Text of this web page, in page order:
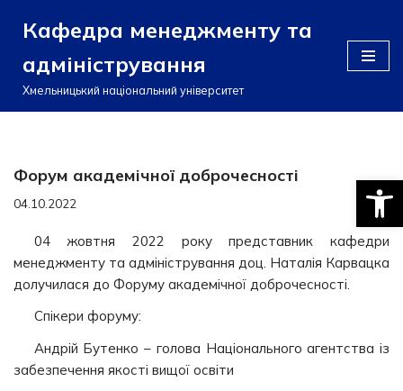
Перейти
до
вмісту
Кафедра менеджменту та
адміністрування
Хмельницький національний університет
Форум академічної доброчесності
04.10.2022
04 жовтня 2022 року представник кафедри
менеджменту та адміністрування доц. Наталія Карвацка
долучилася до Форуму академічної доброчесності.
Спікери форуму:
Андрій Бутенко – голова Національного агентства із
забезпечення якості вищої освіти